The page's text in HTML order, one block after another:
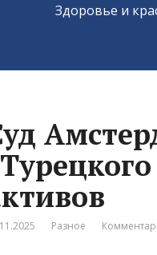
Здоровье и
Разное